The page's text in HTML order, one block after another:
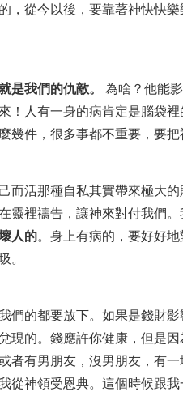
，從今以後，要靠著神快快
是我們的仇敵。
為啥？他能
！人有一身的病肯定是腦袋
幾件，很多事都不重要，要把
而活那種自私其實帶來極大
靈裡禱告，讓神來對付我們。
人的。身上有病的，要好好地
。
們的都要放下。如果是錢財
現的。錢應許你健康，但是
者有男朋友，沒男朋友，有
從神領受恩典。這個時候跟